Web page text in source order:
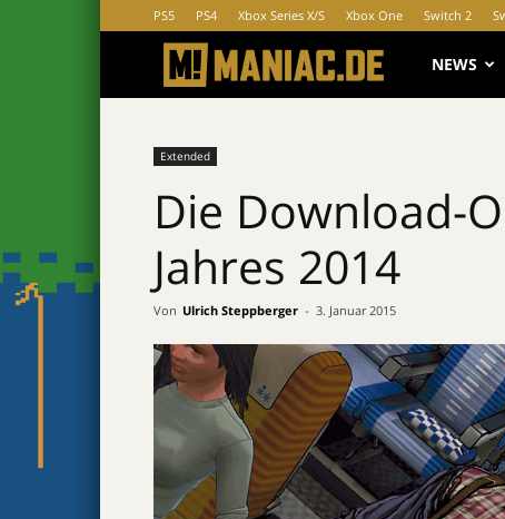
PS5 PS4 Xbox Series X/S Xbox One Switch 2
MANIAC.de
NEWS
Extended
Die Download-
Jahres 2014
Von Ulrich Steppberger - 3. Januar 2015